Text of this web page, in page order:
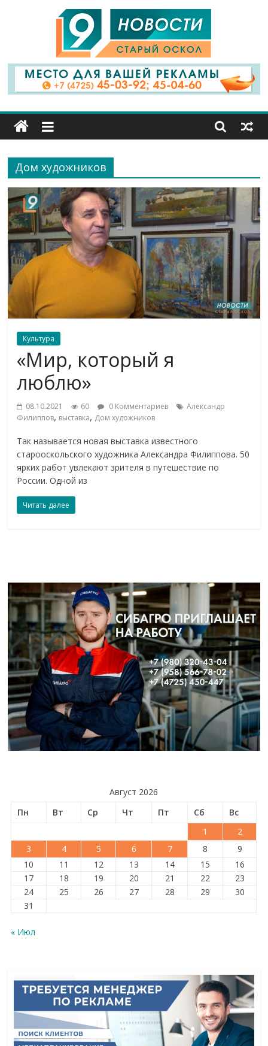
9
Канал
Старый
Оскол
Дом художников
Культура
«Мир, который я
люблю»
08.10.2021 60 0 Комментариев
Александр
Филиппов, выставка, Дом художников
Так называется новая выставка известного
старооскольского художника Александра Филиппова. 50
ярких работ увлекают зрителя в путешествие по
России. Одной из
Читать далее
Август 2026
Пн
Вт Ср Чт Пт Сб
Вс
1
2
3
4 5 6 7 8
9
10
11 12 13 14 15
16
17
18 19 20 21 22
23
24
25 26 27 28 29
30
31
« Июл